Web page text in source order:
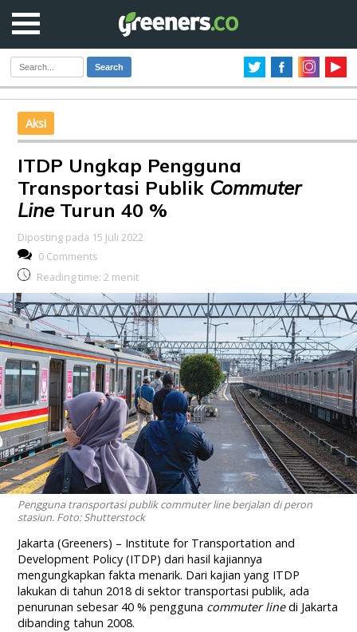
Search
Aksi
ITDP Ungkap Pengguna
Transportasi Publik Commuter
LineTurun 40 %
Diposting pada 15 Juli 2022
0 Comments
Reading time: 2 menit
Pengguna transportasi publik commuter line berjalan di peron
stasiun. Foto: Shutterstock
Jakarta (Greeners) – Institute for Transportation and
Development Policy (ITDP) dari hasil kajiannya
mengungkapkan fakta menarik. Dari kajian yang ITDP
lakukan di tahun 2018 di sektor transportasi publik, ada
penurunan sebesar 40 % pengguna commuter linedi Jakarta
dibanding tahun 2008.